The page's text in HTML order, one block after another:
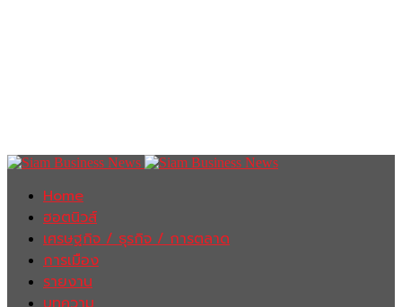
Home
ฮอตนิวส์
เศรษฐกิจ / ธุรกิจ / การตลาด
การเมือง
รายงาน